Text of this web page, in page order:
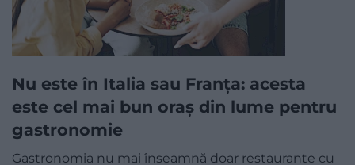
Nu este în Italia sau Franța: acesta
este cel mai bun oraș din lume pentru
gastronomie
Gastronomia nu mai înseamnă doar restaurante cu